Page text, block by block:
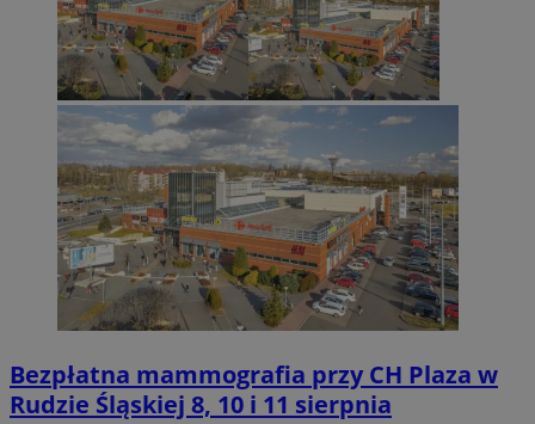
Bezpłatna mammografia przy CH Plaza w
Rudzie Śląskiej 8, 10 i 11 sierpnia